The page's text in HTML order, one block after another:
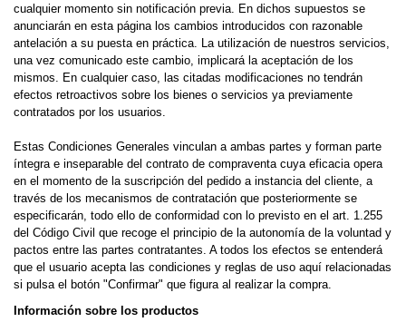
cualquier momento sin notificación previa. En dichos supuestos se
anunciarán en esta página los cambios introducidos con razonable
antelación a su puesta en práctica. La utilización de nuestros servicios,
una vez comunicado este cambio, implicará la aceptación de los
mismos. En cualquier caso, las citadas modificaciones no tendrán
efectos retroactivos sobre los bienes o servicios ya previamente
contratados por los usuarios.
Estas Condiciones Generales vinculan a ambas partes y forman parte
íntegra e inseparable del contrato de compraventa cuya eficacia opera
en el momento de la suscripción del pedido a instancia del cliente, a
través de los mecanismos de contratación que posteriormente se
especificarán, todo ello de conformidad con lo previsto en el art. 1.255
del Código Civil que recoge el principio de la autonomía de la voluntad y
pactos entre las partes contratantes. A todos los efectos se entenderá
que el usuario acepta las condiciones y reglas de uso aquí relacionadas
si pulsa el botón "Confirmar" que figura al realizar la compra.
Información sobre los productos